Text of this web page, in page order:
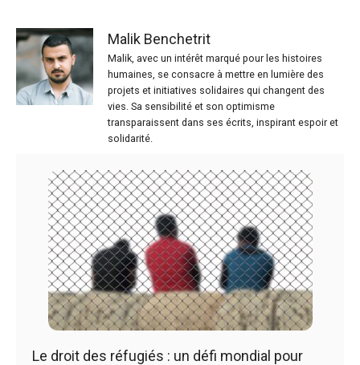
Malik Benchetrit
Malik, avec un intérêt marqué pour les histoires
humaines, se consacre à mettre en lumière des
projets et initiatives solidaires qui changent des
vies. Sa sensibilité et son optimisme
transparaissent dans ses écrits, inspirant espoir et
solidarité.
Le droit des réfugiés : un défi mondial pour